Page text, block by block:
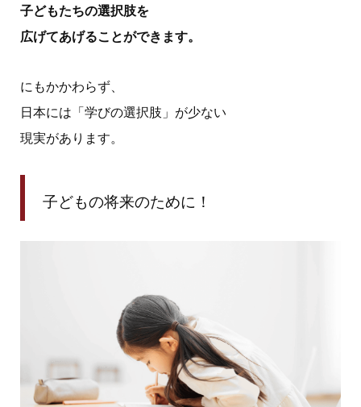
子どもたちの選択肢を
広げてあげることができます。
にもかかわらず、
日本には「学びの選択肢」が少ない
現実があります。
子どもの将来のために！